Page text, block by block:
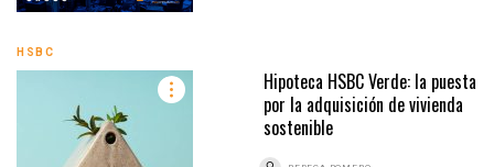
HSBC
Hipoteca HSBC Verde: la puesta
por la adquisición de vivienda
sostenible